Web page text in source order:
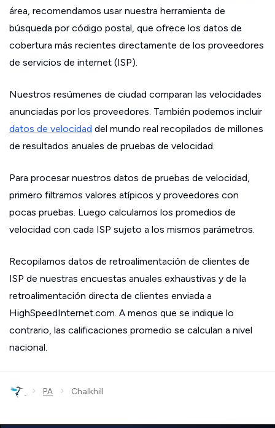
área, recomendamos usar nuestra herramienta de
búsqueda por código postal, que ofrece los datos de
cobertura más recientes directamente de los proveedores
de servicios de internet (ISP).
Nuestros resúmenes de ciudad comparan las velocidades
anunciadas por los proveedores. También podemos incluir
datos de velocidad del mundo real recopilados de millones
de resultados anuales de pruebas de velocidad.
Para procesar nuestros datos de pruebas de velocidad,
primero filtramos valores atípicos y proveedores con
pocas pruebas. Luego calculamos los promedios de
velocidad con cada ISP sujeto a los mismos parámetros.
Recopilamos datos de retroalimentación de clientes de
ISP de nuestras encuestas anuales exhaustivas y de la
retroalimentación directa de clientes enviada a
HighSpeedInternet.com. A menos que se indique lo
contrario, las calificaciones promedio se calculan a nivel
nacional.
› PA › Chalkhill